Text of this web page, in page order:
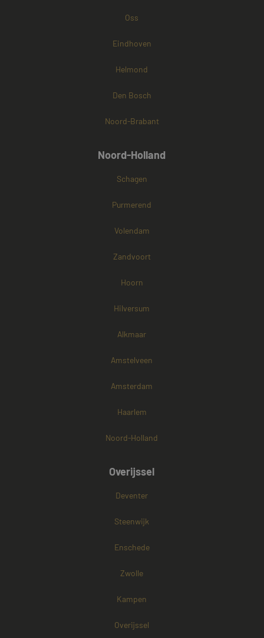
Oss
Eindhoven
Helmond
Den Bosch
Noord-Brabant
Noord-Holland
Schagen
Purmerend
Volendam
Zandvoort
Hoorn
Hilversum
Alkmaar
Amstelveen
Amsterdam
Haarlem
Noord-Holland
Overijssel
Deventer
Steenwijk
Enschede
Zwolle
Kampen
Overijssel